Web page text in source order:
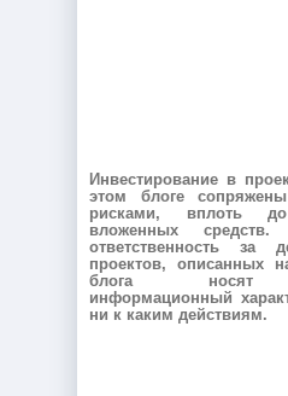
Инвестирование в
этом блоге
рисками, вплоть
вложенных
ответственность за
проектов, описанных
блога носят
информационный
ни к каким действиям.